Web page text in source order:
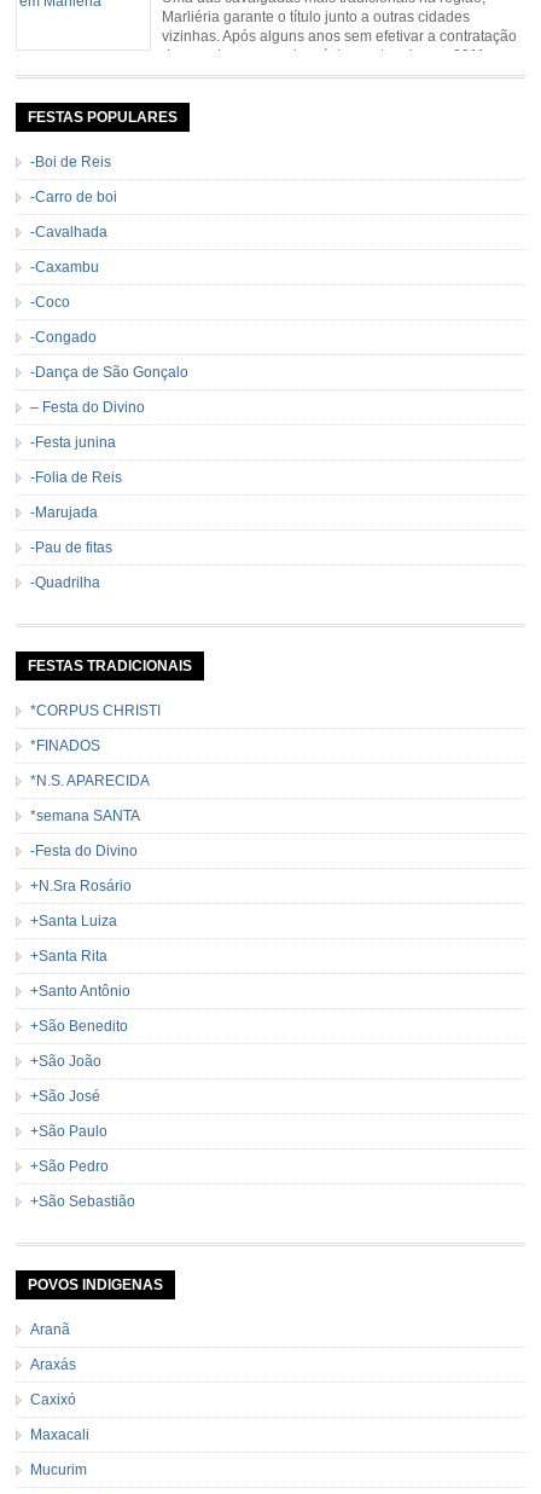
Marliéria garante o título junto a outras cidades
vizinhas. Após alguns anos sem efetivar a contratação
de grandes nomes da música sertaneja, em 2011 a
Cavalgada de Marliéria voltou, e não deixou dúvidas de que sua tradição
de […]
FESTAS POPULARES
-Boi de Reis
-Carro de boi
-Cavalhada
-Caxambu
-Coco
-Congado
-Dança de São Gonçalo
– Festa do Divino
-Festa junina
-Folia de Reis
-Marujada
-Pau de fitas
-Quadrilha
FESTAS TRADICIONAIS
*CORPUS CHRISTI
*FINADOS
*N.S. APARECIDA
*semana SANTA
-Festa do Divino
+N.Sra Rosário
+Santa Luiza
+Santa Rita
+Santo Antônio
+São Benedito
+São João
+São José
+São Paulo
+São Pedro
+São Sebastião
POVOS INDIGENAS
Aranã
Araxás
Caxixó
Maxacali
Mucurim